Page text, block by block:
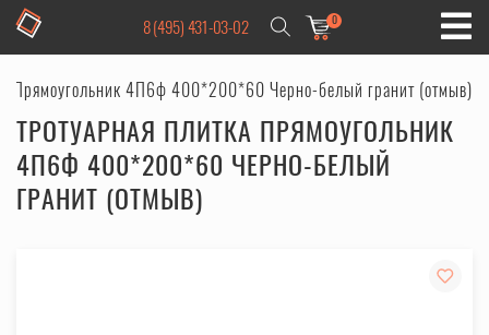
8 (495) 431-03-02 0
Прямоугольник 4П6ф 400*200*60 Черно-белый гранит (отмыв)
ТРОТУАРНАЯ ПЛИТКА ПРЯМОУГОЛЬНИК
4П6Ф 400*200*60 ЧЕРНО-БЕЛЫЙ
ГРАНИТ (ОТМЫВ)